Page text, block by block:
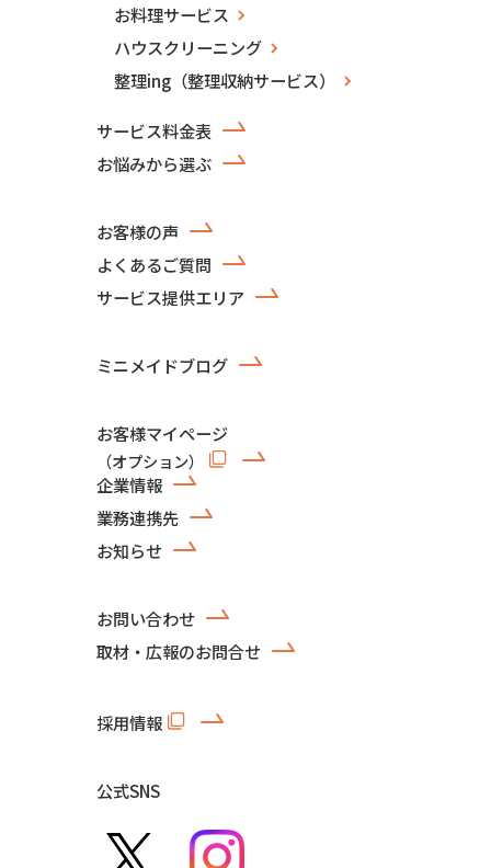
お料理サービス
ハウスクリーニング
整理ing（整理収納サービス）
サービス料金表
お悩みから選ぶ
お客様の声
よくあるご質問
サービス提供エリア
ミニメイドブログ
お客様マイページ
（オプション）
企業情報
業務連携先
お知らせ
お問い合わせ
取材・広報のお問合せ
採用情報
公式SNS